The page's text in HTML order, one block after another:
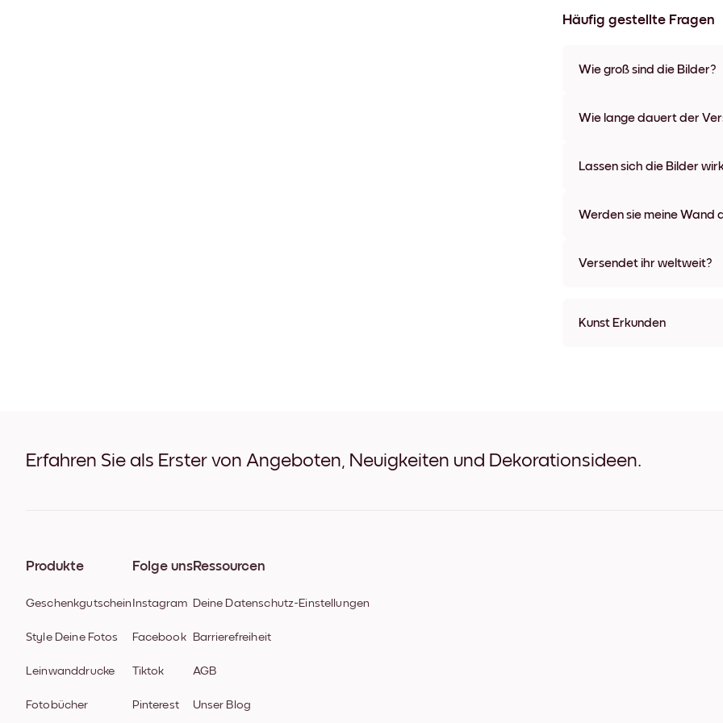
Häufig gestellte Fragen
Wie groß sind die Bilder?
verschiedenen Materialien
Wie lange dauert der
wir auch Expressversand an.
Lassen sich die Bilder
lassen, ohne die Wände
Werden sie meine Wand
Versendet ihr weltweit?
Kunst Erkunden
Flower Girl Breit Walnuss
Flower Girl Leinwand
Erfahren Sie als Erster von Angeboten, Neuigkeiten und Dekorationsideen.
Produkte
Geschenkgutschein
Style Deine Fotos
Leinwanddrucke
Fotobücher
Folge uns
Instagram
Facebook
Tiktok
Pinterest
Ressourcen
Deine Datenschutz-Einstellungen
Barrierefreiheit
AGB
Unser Blog